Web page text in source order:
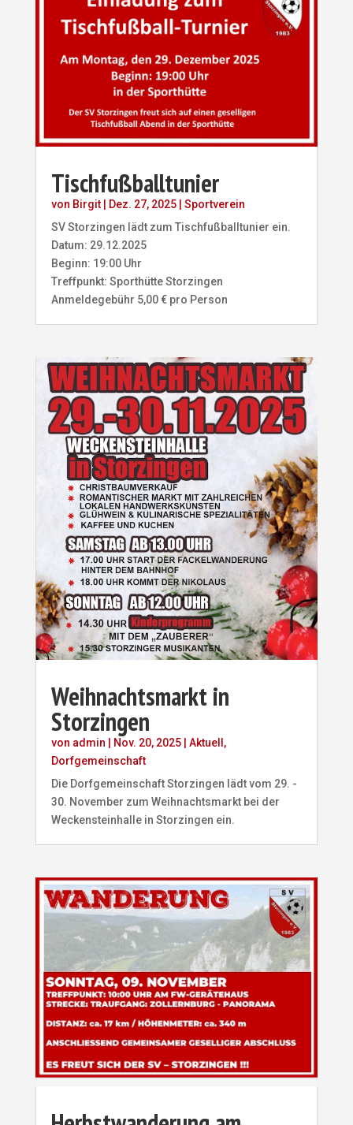
Tischfußballtunier
von Birgit| Dez. 27, 2025| Sportverein
SV Storzingen lädt zum Tischfußballtunier ein.
Datum: 29.12.2025
Beginn: 19:00 Uhr
Treffpunkt: Sporthütte Storzingen
Anmeldegebühr 5,00 € pro Person
Weihnachtsmarkt in
Storzingen
von admin Nov. 20, 2025| Aktuell ,
Dorfgemeinschaft
Die Dorfgemeinschaft Storzingen lädt vom 29. -
30. November zum Weihnachtsmarkt bei der
Weckensteinhalle in Storzingen ein.